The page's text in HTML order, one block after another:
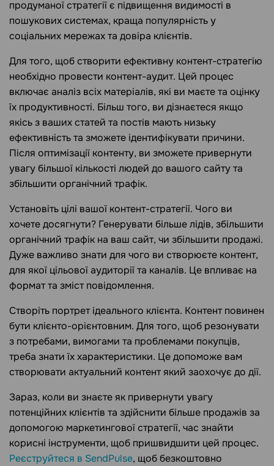
продуманої стратегії є підвищення видимості в
пошукових системах, краща популярність у
соціальних мережах та довіра клієнтів.
Для того, щоб створити ефективну контент-стратегію
необхідно провести контент-аудит. Цей процес
включає аналіз всіх матеріалів, які ви маєте та оцінку
їх продуктивності. Більш того, ви дізнаєтеся якщо
якісь з ваших статей та постів мають низьку
ефективність та зможете ідентифікувати причини.
Після оптимізації контенту, ви зможете привернути
увагу більшої кількості людей до вашого сайту та
збільшити органічний трафік.
Установіть цілі вашої контент-стратегії. Чого ви
хочете досягнути? Генерувати більше лідів, збільшити
органічний трафік на ваш сайт, чи збільшити продажі.
Дуже важливо знати для чого ви створюєте контент,
для якої цільової аудиторії та каналів. Це впливає на
формат та зміст повідомлення.
Створіть портрет ідеального клієнта. Контент повинен
бути клієнто-орієнтовним. Для того, щоб резонувати
з потребами, вимогами та проблемами покупців,
треба знати їх характеристики. Це допоможе вам
створювати актуальний контент який заохочує до дії.
Зараз, коли ви знаєте як привернути увагу
потенційних клієнтів та здійснити більше продажів за
допомогою маркетингової стратегії, час знайти
корисні інструменти, щоб пришвидшити цей процес.
Реєструйтеся в SendPulse, щоб безкоштовно